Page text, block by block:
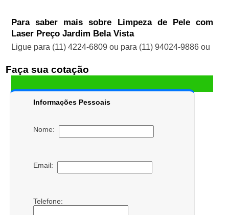
Para saber mais sobre Limpeza de Pele com
Laser Preço Jardim Bela Vista
Ligue para (11) 4224-6809 ou para (11) 94024-9886ou
Faça sua cotação
Informações Pessoais
Nome:
Email:
Telefone: